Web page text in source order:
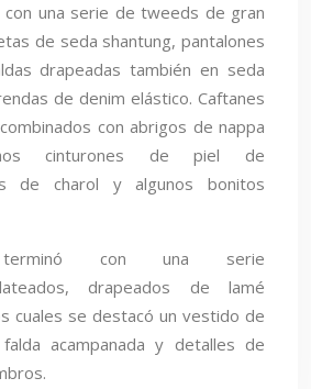
con una serie de tweeds de gran
de seda shantung, pantalones
drapeadas también en seda
de denim elástico. Caftanes
con abrigos de nappa
cinturones de piel de
de charol y algunos bonitos
con una serie
drapeados de lamé
cuales se destacó un vestido de
acampanada y detalles de